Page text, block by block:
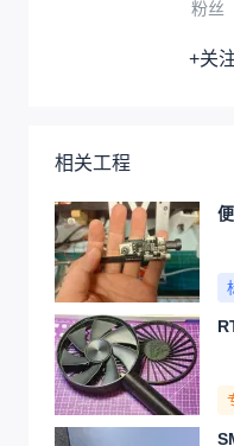
粉丝
+关
相关工程